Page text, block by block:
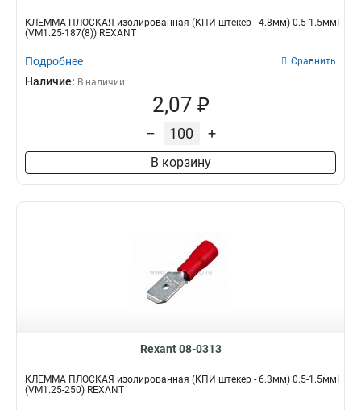
КЛЕММА ПЛОСКАЯ изолированная (КПИ штекер - 4.8мм) 0.5-1.5ммІ
(VM1.25-187(8)) REXANT
Подробнее Сравнить
Наличие: В наличии
2,07 ₽
– +
В корзину
Rexant 08-0313
КЛЕММА ПЛОСКАЯ изолированная (КПИ штекер - 6.3мм) 0.5-1.5ммІ
(VM1.25-250) REXANT